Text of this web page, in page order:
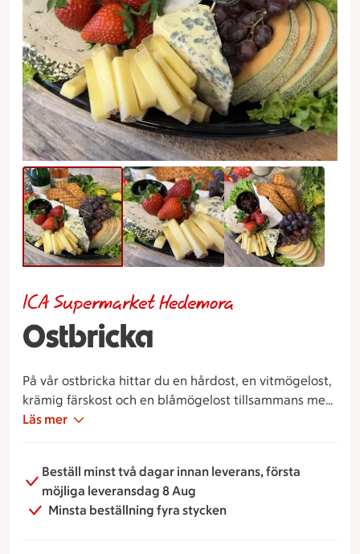
Ostbricka
ICA Supermarket Hedemora
På vår ostbricka hittar du en hårdost, en vitmögelost,
krämig färskost och en blåmögelost tillsammans med
marmelad, kex och frukt.
Läs mer
Beställ minst två dagar innan leverans, första
möjliga leveransdag 8 Aug
Minsta beställning fyra stycken